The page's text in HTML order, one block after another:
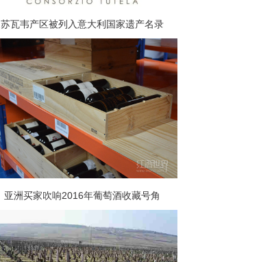
苏瓦韦产区被列入意大利国家遗产名录
亚洲买家吹响2016年葡萄酒收藏号角